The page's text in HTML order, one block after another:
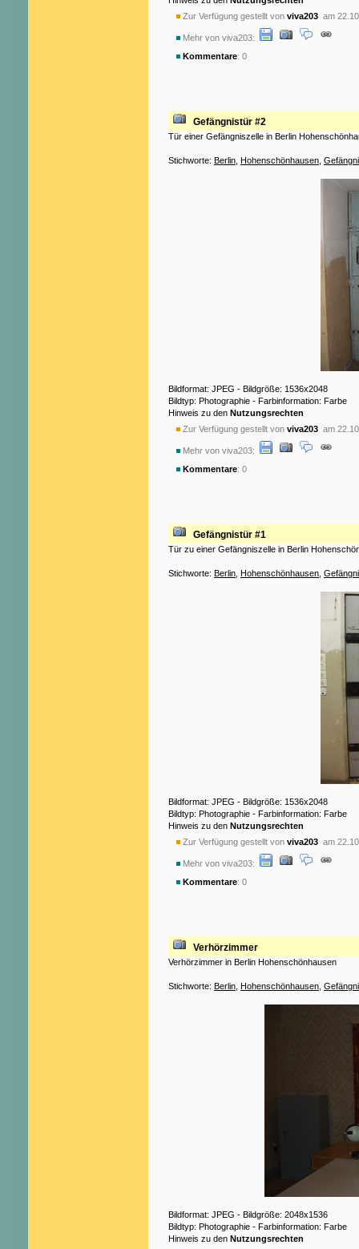
Zur Verfügung gestellt von viva203 am
Mehr von viva203:
Kommentare: 0
Gefängnistür #2
Tür einer Gefängniszelle in Berlin
Stichworte: Berlin Hohenschönhausen
Bildformat: JPEG - Bildgröße: 1536x2048
Bildtyp: Photographie - Farbinformation: Farbe
Hinweis zu den Nutzungsrechten
Zur Verfügung gestellt von viva203 am
Mehr von viva203:
Kommentare: 0
Gefängnistür #1
Tür zu einer Gefängniszelle in Berlin
Stichworte: Berlin Hohenschönhausen
Bildformat: JPEG - Bildgröße: 1536x2048
Bildtyp: Photographie - Farbinformation: Farbe
Hinweis zu den Nutzungsrechten
Zur Verfügung gestellt von viva203 am
Mehr von viva203:
Kommentare: 0
Verhörzimmer
Verhörzimmer in Berlin Hohenschönhausen
Stichworte: Berlin Hohenschönhausen
Bildformat: JPEG - Bildgröße: 2048x1536
Bildtyp: Photographie - Farbinformation: Farbe
Hinweis zu den Nutzungsrechten